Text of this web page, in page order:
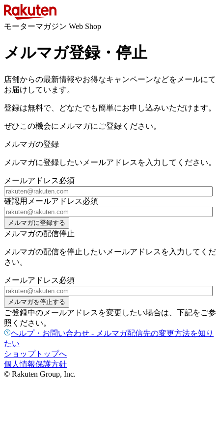
モーターマガジン Web Shop
メルマガ登録・停止
店舗からの最新情報やお得なキャンペーンなどをメールにて
お届けしています。
登録は無料で、どなたでも簡単にお申し込みいただけます。
ぜひこの機会にメルマガにご登録ください。
メルマガの登録
メルマガに登録したいメールアドレスを入力してください。
メールアドレス必須
確認用メールアドレス必須
メルマガに登録する
メルマガの配信停止
メルマガの配信を停止したいメールアドレスを入力してくだ
さい。
メールアドレス必須
メルマガを停止する
ご登録中のメールアドレスを変更したい場合は、下記をご参
照ください。
ヘルプ・お問い合わせ - メルマガ配信先の変更方法を知り
たい
ショップトップへ
個人情報保護方針
© Rakuten Group, Inc.